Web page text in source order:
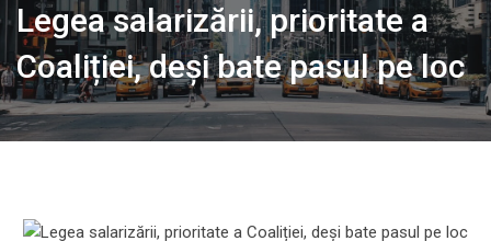
Legea salarizării, prioritate a
Coaliției, deși bate pasul pe loc